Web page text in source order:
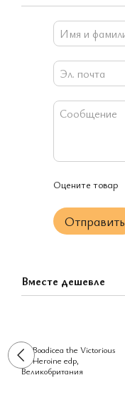
Оцените товар
Отправить
Вместе дешевле